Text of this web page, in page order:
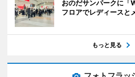
おのだサンパークに
フロアでレディースと
もっと見る